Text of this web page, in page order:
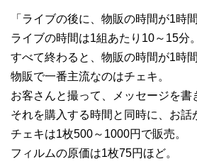
「ライブの後に、物販の時間が1時
ライブの時間は1組あたり10～15分。
すべて終わると、物販の時間が1時
物販で一番主流なのはチェキ。
お客さんと撮って、メッセージを書
それを購入する時間と同時に、お話
チェキは1枚500～1000円で販売。
フィルムの原価は1枚75円ほど。